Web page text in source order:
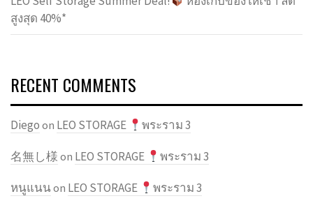
สูงสุด 40%*
RECENT COMMENTS
Diego on LEO STORAGE พระราม 3
名無し様 on LEO STORAGE พระราม 3
หนูแนน on LEO STORAGE พระราม 3